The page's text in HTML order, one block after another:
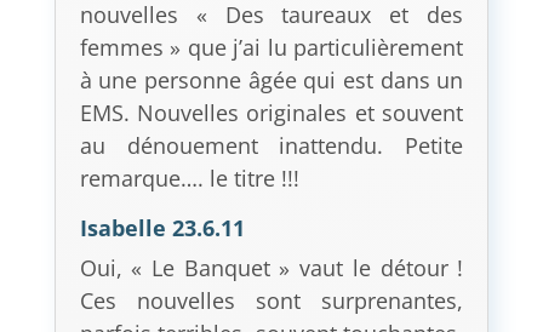
nouvelles « Des taureaux et des
femmes » que j’ai lu particulièrement
à une personne âgée qui est dans un
EMS. Nouvelles originales et souvent
au dénouement inattendu. Petite
remarque…. le titre !!!
Isabelle 23.6.11
Oui, « Le Banquet » vaut le détour !
Ces nouvelles sont surprenantes,